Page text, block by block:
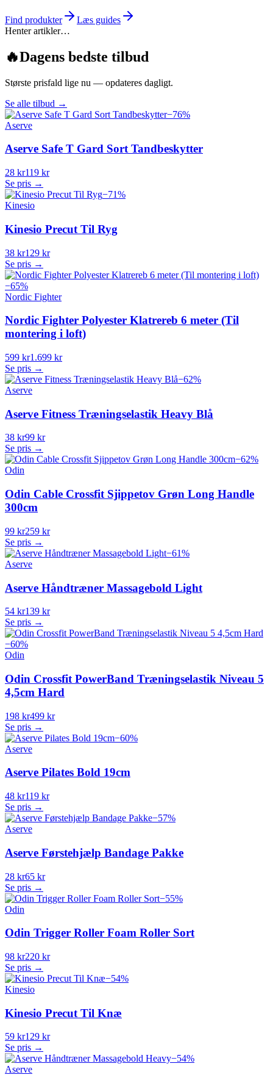
Find produkter
Læs guides
Henter artikler…
🔥Dagens bedste tilbud
Største prisfald lige nu — opdateres dagligt.
Se alle tilbud →
−76%
Aserve
Aserve Safe T Gard Sort Tandbeskytter
28 kr119 kr
Se pris →
−71%
Kinesio
Kinesio Precut Til Ryg
38 kr129 kr
Se pris →
−65%
Nordic Fighter
Nordic Fighter Polyester Klatrereb 6 meter (Til
montering i loft)
599 kr1.699 kr
Se pris →
−62%
Aserve
Aserve Fitness Træningselastik Heavy Blå
38 kr99 kr
Se pris →
−62%
Odin
Odin Cable Crossfit Sjippetov Grøn Long Handle
300cm
99 kr259 kr
Se pris →
−61%
Aserve
Aserve Håndtræner Massagebold Light
54 kr139 kr
Se pris →
−60%
Odin
Odin Crossfit PowerBand Træningselastik Niveau 5
4,5cm Hard
198 kr499 kr
Se pris →
−60%
Aserve
Aserve Pilates Bold 19cm
48 kr119 kr
Se pris →
−57%
Aserve
Aserve Førstehjælp Bandage Pakke
28 kr65 kr
Se pris →
−55%
Odin
Odin Trigger Roller Foam Roller Sort
98 kr220 kr
Se pris →
−54%
Kinesio
Kinesio Precut Til Knæ
59 kr129 kr
Se pris →
−54%
Aserve